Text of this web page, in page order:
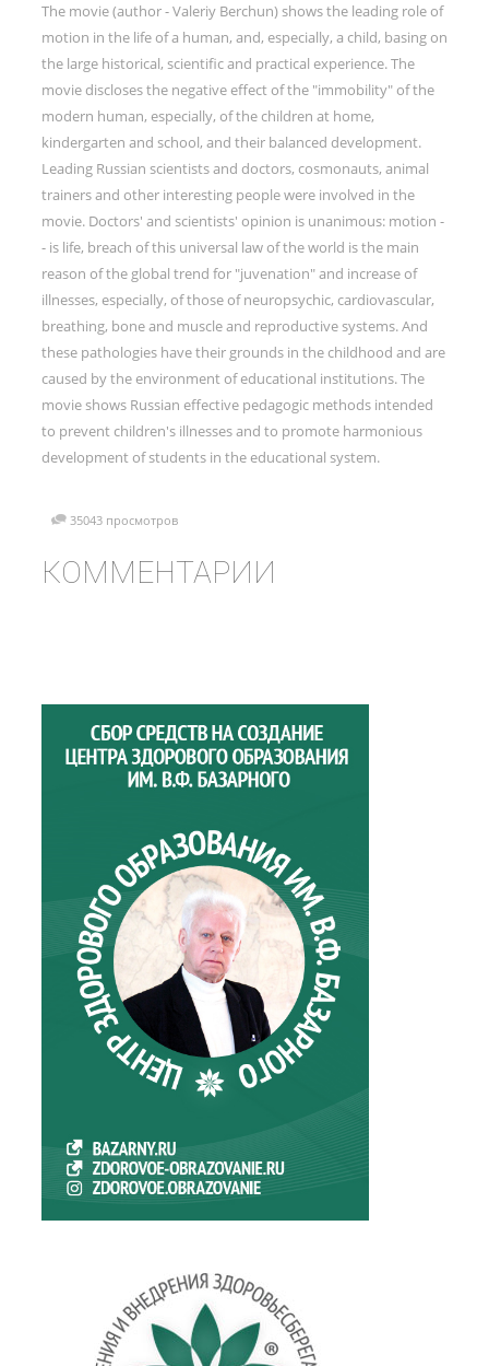
The movie (author - Valeriy Berchun) shows the leading role of
motion in the life of a human, and, especially, a child, basing on
the large historical, scientific and practical experience. The
movie discloses the negative effect of the "immobility" of the
modern human, especially, of the children at home,
kindergarten and school, and their balanced development.
Leading Russian scientists and doctors, cosmonauts, animal
trainers and other interesting people were involved in the
movie. Doctors' and scientists' opinion is unanimous: motion -
- is life, breach of this universal law of the world is the main
reason of the global trend for "juvenation" and increase of
illnesses, especially, of those of neuropsychic, cardiovascular,
breathing, bone and muscle and reproductive systems. And
these pathologies have their grounds in the childhood and are
caused by the environment of educational institutions. The
movie shows Russian effective pedagogic methods intended
to prevent children's illnesses and to promote harmonious
development of students in the educational system.
35043 просмотров
КОММЕНТАРИИ